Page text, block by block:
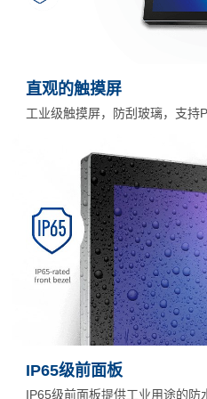
直观的触摸屏
工业级触摸屏，防刮玻璃，支持
IP65级前面板
IP65级前面板提供工业用途的防